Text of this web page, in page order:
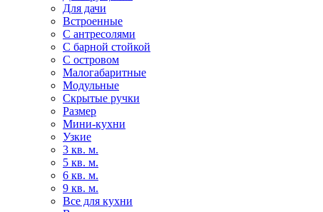
Для дачи
Встроенные
С антресолями
С барной стойкой
С островом
Малогабаритные
Модульные
Скрытые ручки
Размер
Мини-кухни
Узкие
3 кв. м.
5 кв. м.
6 кв. м.
9 кв. м.
Все для кухни